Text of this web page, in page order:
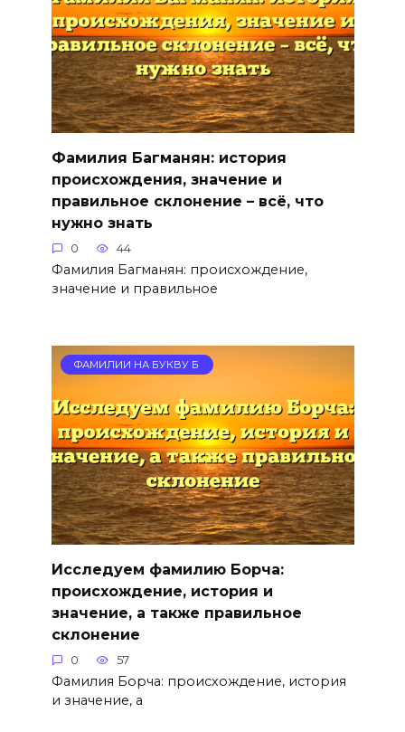
Фамилия Багманян: история
происхождения, значение и
правильное склонение – всё, что
нужно знать
0 44
Фамилия Багманян: происхождение,
значение и правильное
ФАМИЛИИ НА БУКВУ Б
Исследуем фамилию Борча:
происхождение, история и
значение, а также правильное
склонение
0 57
Фамилия Борча: происхождение, история
и значение, а